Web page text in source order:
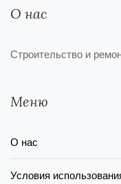
О нас
Строительство и
Меню
О нас
Условия